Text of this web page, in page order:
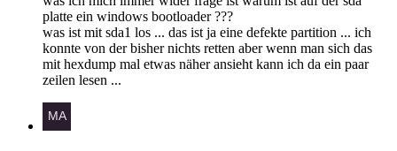
platte ein windows bootloader ???
was ist mit sda1 los ... das ist ja eine defekte partition ... ich
konnte von der bisher nichts retten aber wenn man sich das
mit hexdump mal etwas näher ansieht kann ich da ein paar
zeilen lesen ...